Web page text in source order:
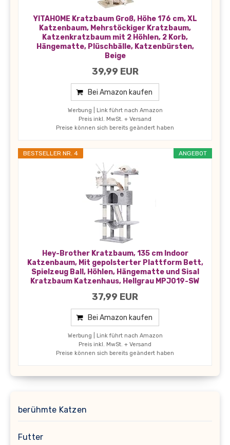
YITAHOME Kratzbaum Groß, Höhe 176 cm, XL
Katzenbaum, Mehrstöckiger Kratzbaum,
Katzenkratzbaum mit 2 Höhlen, 2 Korb,
Hängematte, Plüschbälle, Katzenbürsten,
Beige
39,99 EUR
Bei Amazon kaufen
Werbung | Link führt nach Amazon
Preis inkl. MwSt. + Versand
Preise können sich bereits geändert haben
ANGEBOT
BESTSELLER NR. 4
Hey-Brother Kratzbaum, 135 cm Indoor
Katzenbaum, Mit gepolsterter Plattform Bett,
Spielzeug Ball, Höhlen, Hängematte und Sisal
Kratzbaum Katzenhaus, Hellgrau MPJ019-SW
37,99 EUR
Bei Amazon kaufen
Werbung | Link führt nach Amazon
Preis inkl. MwSt. + Versand
Preise können sich bereits geändert haben
berühmte Katzen
Futter